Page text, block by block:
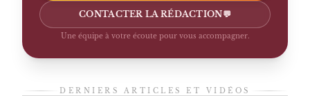
CONTACTER LA RÉDACTION💬
Une équipe à votre écoute pour vous accompagner.
DERNIERS ARTICLES ET VIDÉOS